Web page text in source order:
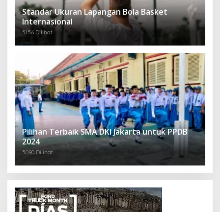
Standar Ukuran Lapangan Bola Basket
Internasional
5156 Dilihat
Pilihan Terbaik SMA DKI Jakarta untuk PPDB
2024
5090 Dilihat